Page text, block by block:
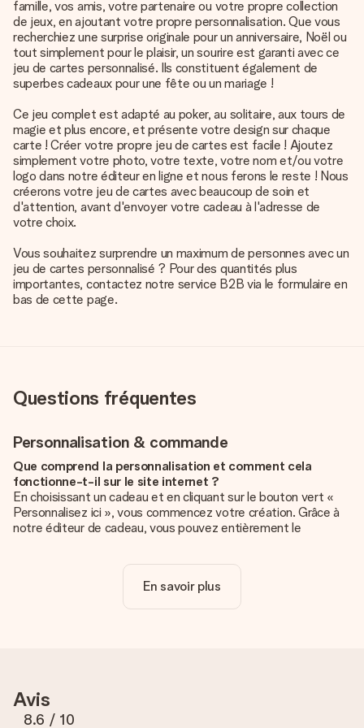
famille, vos amis, votre partenaire ou votre propre collection
de jeux, en ajoutant votre propre personnalisation. Que vous
recherchiez une surprise originale pour un anniversaire, Noël ou
tout simplement pour le plaisir, un sourire est garanti avec ce
jeu de cartes personnalisé. Ils constituent également de
superbes cadeaux pour une fête ou un mariage !
Ce jeu complet est adapté au poker, au solitaire, aux tours de
magie et plus encore, et présente votre design sur chaque
carte ! Créer votre propre jeu de cartes est facile ! Ajoutez
simplement votre photo, votre texte, votre nom et/ou votre
logo dans notre éditeur en ligne et nous ferons le reste ! Nous
créerons votre jeu de cartes avec beaucoup de soin et
d'attention, avant d'envoyer votre cadeau à l'adresse de
votre choix.
Vous souhaitez surprendre un maximum de personnes avec un
jeu de cartes personnalisé ? Pour des quantités plus
importantes, contactez notre service B2B via le formulaire en
bas de cette page.
Questions fréquentes
Personnalisation & commande
Que comprend la personnalisation et comment cela
fonctionne-t-il sur le site internet ?
En choisissant un cadeau et en cliquant sur le bouton vert «
Personnalisez ici », vous commencez votre création. Grâce à
notre éditeur de cadeau, vous pouvez entièrement le
unique pour ajouter une touche finale à votre cadeau.
La personnalisation est-elle comprise dans le prix ?
ton cadeau. C'est pourquoi il est important d'utiliser des
photos de haute qualité. Si tu n'es pas sûr de la qualité de ton
En savoir plus
Avis
8.6 / 10